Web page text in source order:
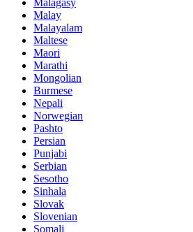
Malagasy
Malay
Malayalam
Maltese
Maori
Marathi
Mongolian
Burmese
Nepali
Norwegian
Pashto
Persian
Punjabi
Serbian
Sesotho
Sinhala
Slovak
Slovenian
Somali